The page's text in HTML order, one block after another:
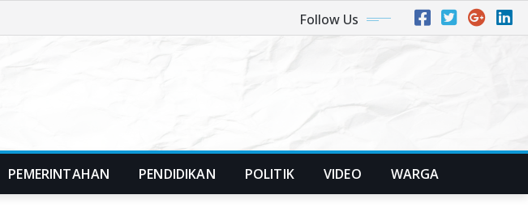
Follow Us
PEMERINTAHAN PENDIDIKAN POLITIK VIDEO WARGA